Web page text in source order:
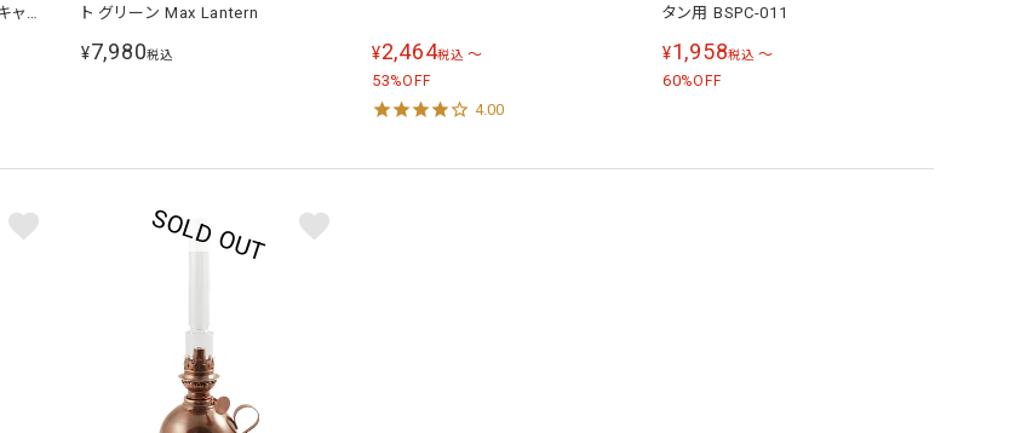
ン
災ラ
ト グリーン Max Lantern
¥7,980税込 ¥2,464税込 〜
53%OFF
4.00
タン用 BSPC-011
¥1,958税込 〜
60%OFF